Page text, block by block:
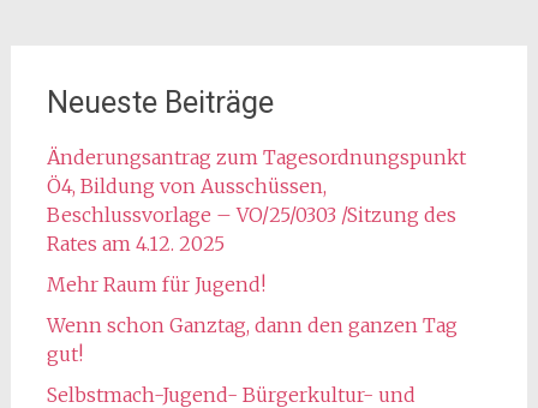
Neueste Beiträge
Änderungsantrag zum Tagesordnungspunkt
Ö4, Bildung von Ausschüssen,
Beschlussvorlage – VO/25/0303 /Sitzung des
Rates am 4.12. 2025
Mehr Raum für Jugend!
Wenn schon Ganztag, dann den ganzen Tag
gut!
Selbstmach-Jugend- Bürgerkultur- und